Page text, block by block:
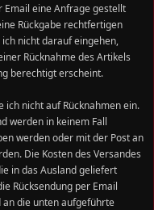
Email eine Anfrage gestellt
Rückgabe rechtfertigen
nicht darauf eingehen,
Rücknahme des Artikels
berechtigt erscheint.
ich nicht auf Rücknahmen ein.
werden in keinem Fall
werden oder mit der Post an
Die Kosten des Versandes
in das Ausland geliefert
Rücksendung per Email
an die unten aufgeführte